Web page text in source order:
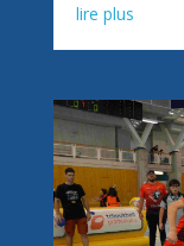
lire plus